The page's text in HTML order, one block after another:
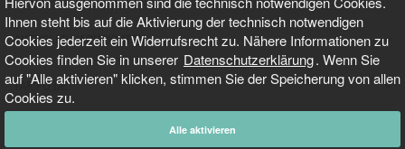
Ihnen steht bis auf die Aktivierung der technisch notwendigen
Cookies jederzeit ein Widerrufsrecht zu. Nähere Informationen zu
Cookies finden Sie in unserer Datenschutzerklärung. Wenn Sie
auf "Alle aktivieren" klicken, stimmen Sie der Speicherung von allen
Cookies zu.
Alle aktivieren
AKTUELLE NACHRICHTEN
TARIFO.DE